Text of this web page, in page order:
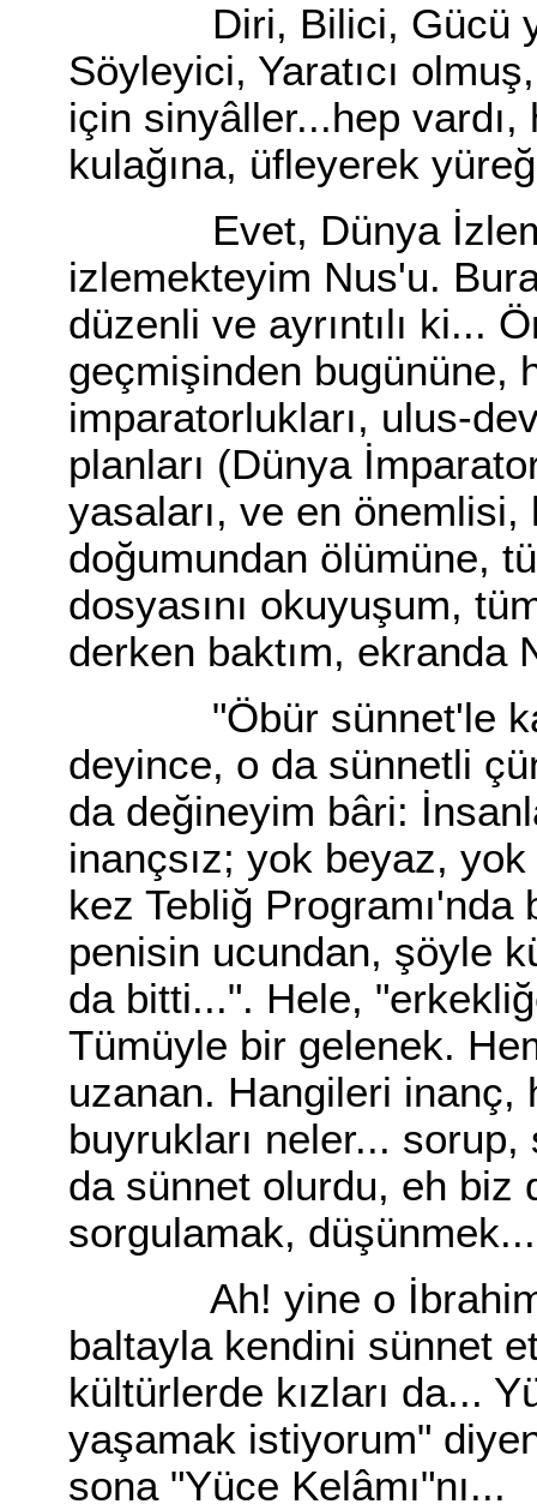
Diri, Bilici, Gücü
Söyleyici, Yaratıcı
için sinyâller...hep
kulağına, üfleyerek
Evet, Dünya İzleme
izlemekteyim Nus'u.
düzenli ve ayrıntılı ki...
geçmişinden bugününe,
imparatorlukları, ulus-
planları (Dünya
yasaları, ve en önemlisi,
doğumundan ölümüne,
dosyasını okuyuşum,
derken baktım, ekranda
"Öbür sünnet'le
deyince, o da sünnetli
da değineyim bâri:
inançsız; yok beyaz,
kez Tebliğ
penisin ucundan, şöyle
da bitti...". Hele,
Tümüyle bir gelenek.
uzanan. Hangileri inanç,
buyrukları neler...
da sünnet olurdu, eh biz
sorgulamak,
Ah! yine o İbrahim...
baltayla kendini sünnet
kültürlerde kızları da...
yaşamak istiyorum"
sona "Yüce Kelâmı"nı...